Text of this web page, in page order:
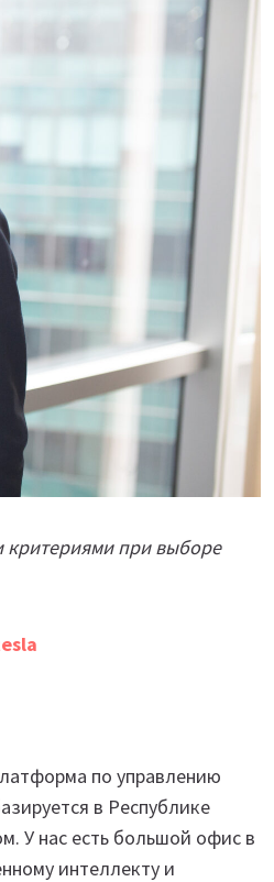
критериями при выборе
по управлению
в Республике
У нас есть большой офис в
интеллекту и